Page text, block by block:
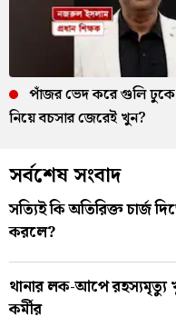
পাঁজর ভেদ করে গুলি ঢুকে
নিয়ে বচসার জেরেই খুন?
সর্বশেষ সংবাদ
সত্যিই কি অতিরিক্ত চার্জ
করলে?
থানার লক-আপে
কর্মীর